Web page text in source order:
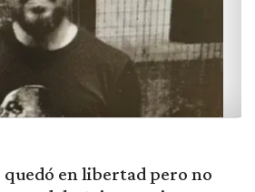
quedó en libertad pero no